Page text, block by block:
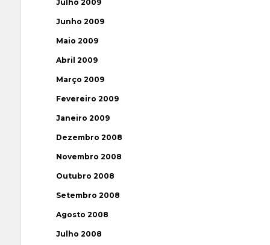
Julho 2009
Junho 2009
Maio 2009
Abril 2009
Março 2009
Fevereiro 2009
Janeiro 2009
Dezembro 2008
Novembro 2008
Outubro 2008
Setembro 2008
Agosto 2008
Julho 2008